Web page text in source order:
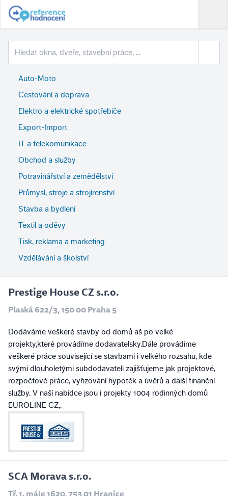
Auto-Moto
Cestování a doprava
Elektro a elektrické spotřebiče
Export-Import
IT a telekomunikace
Obchod a služby
Potravinářství a zemědělství
Průmysl, stroje a strojírenství
Stavba a bydlení
Textil a oděvy
Tisk, reklama a marketing
Vzdělávání a školství
Prestige House CZ s.r.o.
Plaská 622/3, 150 00 Praha 5
Dodáváme veškeré stavby od domů aš po velké
projekty,které provádíme dodavatelsky.Dále provádíme
veškeré práce související se stavbami i velkého rozsahu, kde
svými dlouholetými subdodavateli zajišťujeme jak projektové,
rozpočtové práce, vyřizování hypoték a úvěrů a další finanční
služby. V naší nabídce jsou i projekty 1004 rodinných domů
EUROLINE CZ,.
SCA Morava s.r.o.
Tř. 1. máje 1620, 753 01 Hranice